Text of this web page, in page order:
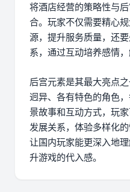
将酒店经营的策略性与
合。玩家不仅需要精心
源，提升服务质量，还
系，通过互动培养感情
后宫元素是其最大亮点
迥异、各有特色的角色
景故事和互动方式，玩
发展关系，体验多样化
让国内玩家能更深入地
升游戏的代入感。